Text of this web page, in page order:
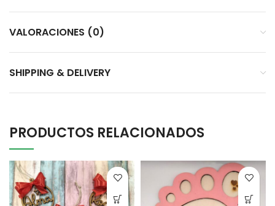
VALORACIONES (0)
SHIPPING & DELIVERY
PRODUCTOS RELACIONADOS